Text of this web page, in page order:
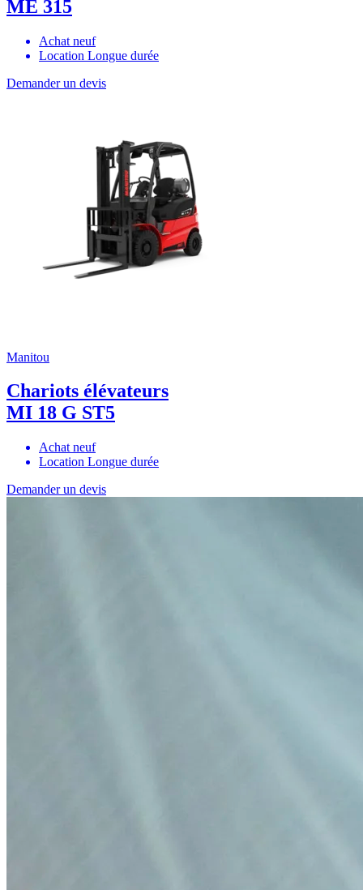
ME 315
Achat neuf
Location Longue durée
Demander un devis
Manitou
Chariots élévateurs
MI 18 G ST5
Achat neuf
Location Longue durée
Demander un devis